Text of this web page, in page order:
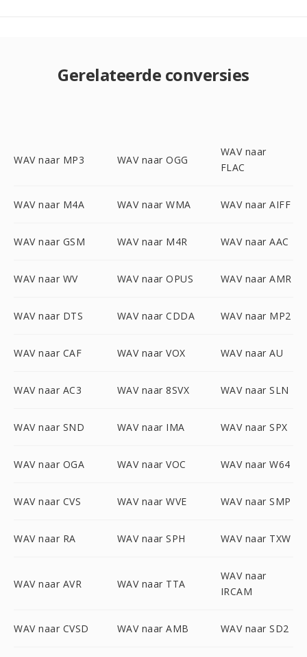
Gerelateerde conversies
WAV naar MP3 WAV naar OGG
WAV naar
FLAC
WAV naar M4A WAV naar WMA WAV naar AIFF
WAV naar GSM WAV naar M4R WAV naar AAC
WAV naar WV WAV naar OPUS WAV naar AMR
WAV naar DTS WAV naar CDDA WAV naar MP2
WAV naar CAF WAV naar VOX WAV naar AU
WAV naar AC3 WAV naar 8SVX WAV naar SLN
WAV naar SND WAV naar IMA WAV naar SPX
WAV naar OGA WAV naar VOC WAV naar W64
WAV naar CVS WAV naar WVE WAV naar SMP
WAV naar RA WAV naar SPH WAV naar TXW
WAV naar AVR WAV naar TTA
WAV naar
IRCAM
WAV naar CVSD WAV naar AMB WAV naar SD2